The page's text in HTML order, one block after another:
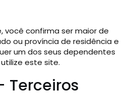
você confirma ser maior de
ou província de residência e
um dos seus dependentes
este site.
Terceiros